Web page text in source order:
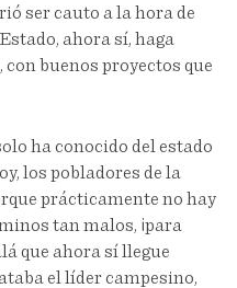
ser cauto a la hora de
ahora sí, haga
buenos proyectos que
ha conocido del estado
los pobladores de la
prácticamente no hay
tan malos, ¡para
que ahora sí llegue
el líder campesino,